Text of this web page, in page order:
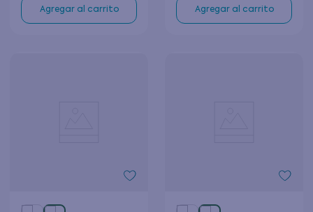
Agregar al carrito Agregar al carrito